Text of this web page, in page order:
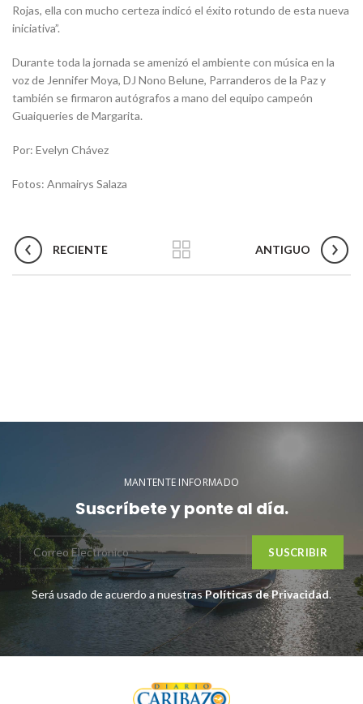
Rojas, ella con mucho certeza indicó el éxito rotundo de esta nueva
iniciativa”.
Durante toda la jornada se amenizó el ambiente con música en la
voz de Jennifer Moya, DJ Nono Belune, Parranderos de la Paz y
también se firmaron autógrafos a mano del equipo campeón
Guaiqueries de Margarita.
Por: Evelyn Chávez
Fotos: Anmairys Salaza
RECIENTE ANTIGUO
MANTENTE INFORMADO
Suscríbete y ponte al día.
Será usado de acuerdo a nuestrasPolíticas de Privacidad.